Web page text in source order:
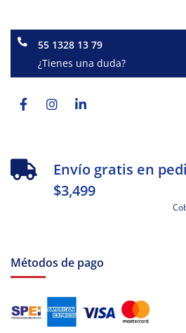
55 1328 13 79
¿Tienes una duda?
f
Envío gratis en
$3,499
Métodos de pago